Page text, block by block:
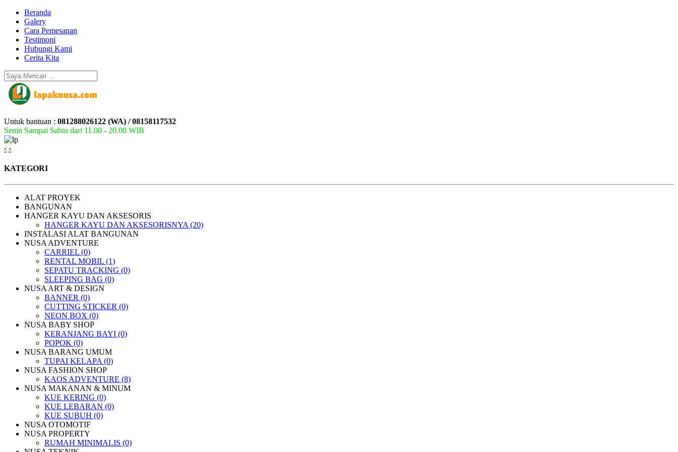
Beranda
Galery
Cara Pemesanan
Testimoni
Hubungi Kami
Cerita Kita
Untuk bantuan : 081288026122 (WA) / 08158117532
Senin Sampai Sabtu dari 11.00 - 20.00 WIB
‹ ›
KATEGORI
ALAT PROYEK
BANGUNAN
HANGER KAYU DAN AKSESORIS
HANGER KAYU DAN AKSESORISNYA (20)
INSTALASI ALAT BANGUNAN
NUSA ADVENTURE
CARRIEL (0)
RENTAL MOBIL (1)
SEPATU TRACKING (0)
SLEEPING BAG (0)
NUSA ART & DESIGN
BANNER (0)
CUTTING STICKER (0)
NEON BOX (0)
NUSA BABY SHOP
KERANJANG BAYI (0)
POPOK (0)
NUSA BARANG UMUM
TUPAI KELAPA (0)
NUSA FASHION SHOP
KAOS ADVENTURE (8)
NUSA MAKANAN & MINUM
KUE KERING (0)
KUE LEBARAN (0)
KUE SUBUH (0)
NUSA OTOMOTIF
NUSA PROPERTY
RUMAH MINIMALIS (0)